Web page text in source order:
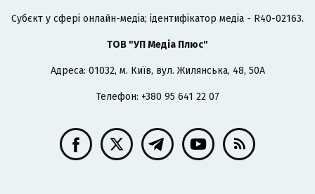
Cубєкт у сфері онлайн-медіа; ідентифікатор медіа - R40-02163.
ТОВ "УП Медіа Плюс"
Адреса: 01032, м. Київ, вул. Жилянська, 48, 50А
Телефон: +380 95 641 22 07